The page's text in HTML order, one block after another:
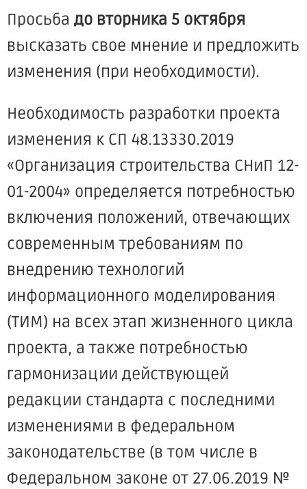
Просьба до вторника 5 октября
высказать свое мнение и предложить
изменения (при необходимости).
Необходимость разработки проекта
изменения к СП 48.13330.2019
«Организация строительства СНиП 12-
01-2004» определяется потребностью
включения положений, отвечающих
современным требованиям по
внедрению технологий
информационного моделирования
(ТИМ) на всех этап жизненного цикла
проекта, а также потребностью
гармонизации действующей
редакции стандарта с последними
изменениями в федеральном
законодательстве (в том числе в
Федеральном законе от 27.06.2019 №